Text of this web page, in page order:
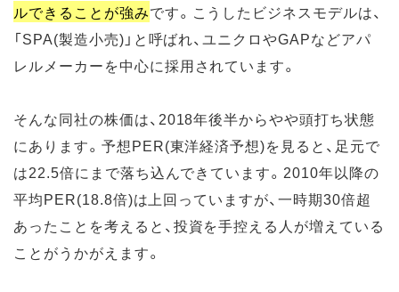
ルできることが強みです。こうしたビジネスモデルは、
「SPA(製造小売)」と呼ばれ、ユニクロやGAPなどアパ
レルメーカーを中心に採用されています。
そんな同社の株価は、2018年後半からやや頭打ち状態
にあります。予想PER(東洋経済予想)を見ると、足元で
は22.5倍にまで落ち込んできています。2010年以降の
平均PER(18.8倍)は上回っていますが、一時期30倍超
あったことを考えると、投資を手控える人が増えている
ことがうかがえます。